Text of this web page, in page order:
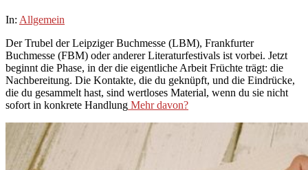
2026-
26
In: Allgemein
Der Trubel der Leipziger Buchmesse (LBM), Frankfurter
Buchmesse (FBM) oder anderer Literaturfestivals ist vorbei. Jetzt
beginnt die Phase, in der die eigentliche Arbeit Früchte trägt: die
Nachbereitung. Die Kontakte, die du geknüpft, und die Eindrücke,
die du gesammelt hast, sind wertloses Material, wenn du sie nicht
sofort in konkrete Handlung Mehr davon?